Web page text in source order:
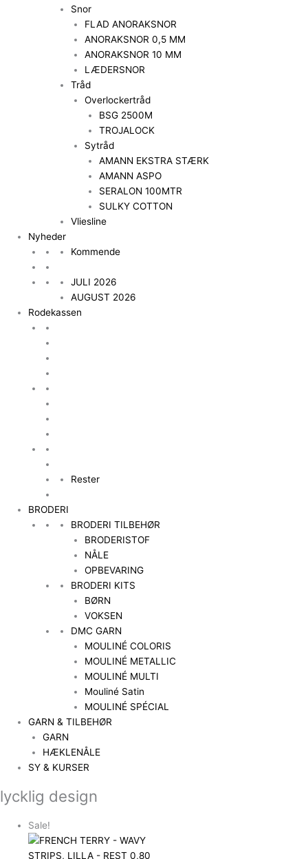
Snor
FLAD ANORAKSNOR
ANORAKSNOR 0,5 MM
ANORAKSNOR 10 MM
LÆDERSNOR
Tråd
Overlockertråd
BSG 2500M
TROJALOCK
Sytråd
AMANN EKSTRA STÆRK
AMANN ASPO
SERALON 100MTR
SULKY COTTON
Vliesline
Nyheder
Kommende
JULI 2026
AUGUST 2026
Rodekassen
Rester
BRODERI
BRODERI TILBEHØR
BRODERISTOF
NÅLE
OPBEVARING
BRODERI KITS
BØRN
VOKSEN
DMC GARN
MOULINÉ COLORIS
MOULINÉ METALLIC
MOULINÉ MULTI
Mouliné Satin
MOULINÉ SPÉCIAL
GARN & TILBEHØR
GARN
HÆKLENÅLE
SY & KURSER
lycklig design
Sale!